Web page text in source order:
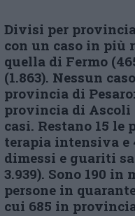
Divisi per
con un caso in più
quella di Fermo
(1.863). Nessun
provincia di
provincia di
casi. Restano 15 le
terapia intensiva e
dimessi e guariti
3.939). Sono 190
persone in
cui 685 in